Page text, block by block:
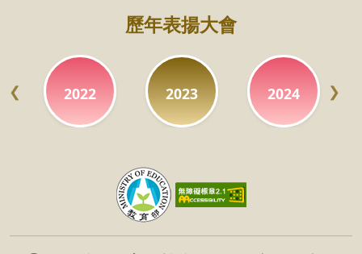
歷年表揚大會
2022 2023 2024